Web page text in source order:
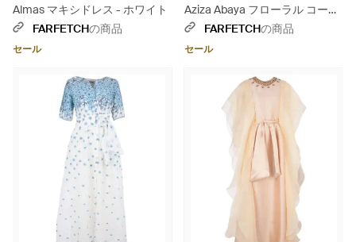
Almas マキシドレス - ホワイト
FARFETCHの商品
セール
Aziza Abaya フローラル コート
- レッドFARFETCHの商品
セール